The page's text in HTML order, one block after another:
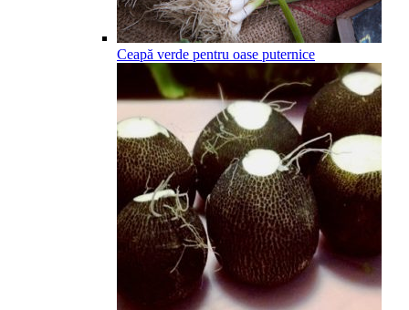
Ceapă verde pentru oase puternice